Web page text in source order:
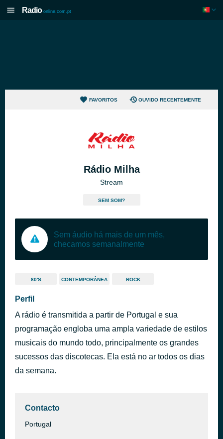
Radio online.com.pt
FAVORITOS OUVIDO RECENTEMENTE
Rádio Milha
Stream
SEM SOM?
Sem áudio há mais de um mês,
checamos semanalmente
80'S CONTEMPORÂNEA ROCK
Perfil
A rádio é transmitida a partir de Portugal e sua
programação engloba uma ampla variedade de estilos
musicais do mundo todo, principalmente os grandes
sucessos das discotecas. Ela está no ar todos os dias
da semana.
Contacto
Portugal